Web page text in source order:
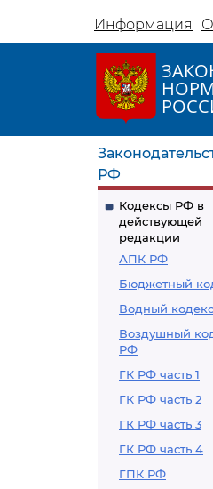
Информация
РФ
Кодексы РФ в
действующей
редакции
АПК РФ
Бюджетный
Водный
Воздушный
РФ
ГК РФ часть 1
ГК РФ часть 2
ГК РФ часть 3
ГК РФ часть 4
ГПК РФ